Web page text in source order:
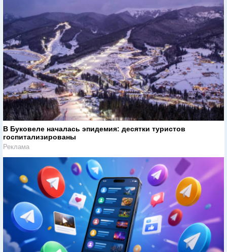
В Буковеле началась эпидемия: десятки туристов
госпитализированы
Реклама